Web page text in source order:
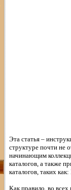
Эта статья –
структуре почти не
начинающим
каталогов, а также
каталогов, таких
Как правило, во